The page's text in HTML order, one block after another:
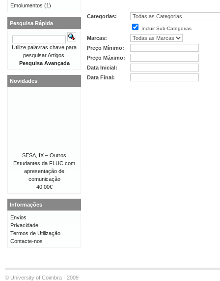
Categorias:
Incluir Sub-Categorias
Marcas:
Preço Mínimo:
Preço Máximo:
Data Inicial:
Data Final:
Emolumentos (1)
Pesquisa Rápida
Utilize palavras chave para
pesquisar Artigos.
Pesquisa Avançada
Novidades
SESA, IX – Outros
Estudantes da FLUC com
apresentação de
comunicação
40,00€
Informações
Envios
Privacidade
Termos de Utilização
Contacte-nos
© University of Coimbra · 2009